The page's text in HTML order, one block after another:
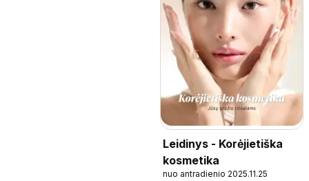
Leidinys - Korėjietiška
kosmetika
nuo antradienio 2025.11.25